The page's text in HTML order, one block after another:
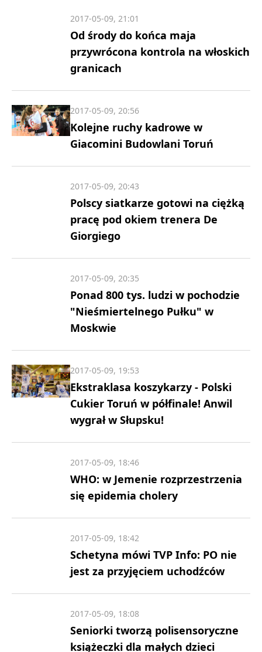
Od środy do końca maja
przywrócona kontrola na włoskich
granicach
2017-05-09, 21:01
Kolejne ruchy kadrowe w
Giacomini Budowlani Toruń
2017-05-09, 20:56
Polscy siatkarze gotowi na ciężką
pracę pod okiem trenera De
Giorgiego
2017-05-09, 20:43
Ponad 800 tys. ludzi w pochodzie
"Nieśmiertelnego Pułku" w
Moskwie
2017-05-09, 20:35
Ekstraklasa koszykarzy - Polski
Cukier Toruń w półfinale! Anwil
wygrał w Słupsku!
2017-05-09, 19:53
WHO: w Jemenie rozprzestrzenia
się epidemia cholery
2017-05-09, 18:46
Schetyna mówi TVP Info: PO nie
jest za przyjęciem uchodźców
2017-05-09, 18:42
Seniorki tworzą polisensoryczne
książeczki dla małych dzieci
2017-05-09, 18:08